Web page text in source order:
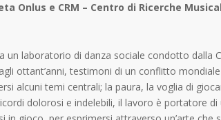
Onlus e CRM – Centro di Ricerche
laboratorio di danza sociale condotto dalla
ottant’anni, testimoni di un conflitto
alcuni temi centrali; la paura, la voglia di
dolorosi e indelebili, il lavoro è portatore